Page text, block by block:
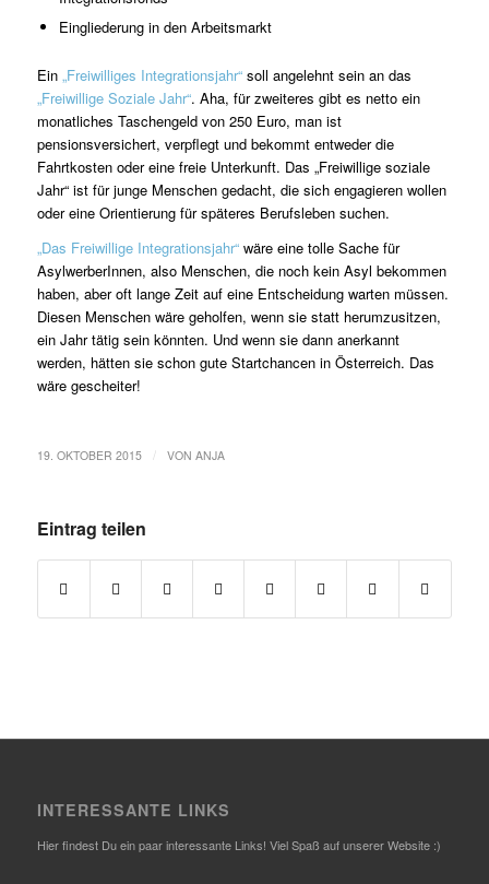
Eingliederung in den Arbeitsmarkt
Ein „Freiwilliges Integrationsjahr“soll angelehnt sein an das
„Freiwillige Soziale Jahr“. Aha, für zweiteres gibt es netto ein
monatliches Taschengeld von 250 Euro, man ist
pensionsversichert, verpflegt und bekommt entweder die
Fahrtkosten oder eine freie Unterkunft. Das „Freiwillige soziale
Jahr“ ist für junge Menschen gedacht, die sich engagieren wollen
oder eine Orientierung für späteres Berufsleben suchen.
„Das Freiwillige Integrationsjahr“wäre eine tolle Sache für
AsylwerberInnen, also Menschen, die noch kein Asyl bekommen
haben, aber oft lange Zeit auf eine Entscheidung warten müssen.
Diesen Menschen wäre geholfen, wenn sie statt herumzusitzen,
ein Jahr tätig sein könnten. Und wenn sie dann anerkannt
werden, hätten sie schon gute Startchancen in Österreich. Das
wäre gescheiter!
19. OKTOBER 2015 VON ANJA
Eintrag teilen
INTERESSANTE LINKS
Hier findest Du ein paar interessante Links! Viel Spaß auf unserer Website :)